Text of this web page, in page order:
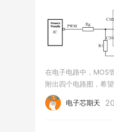
在电子电路中，MOS
附出四个电路图，希
电子芯期天